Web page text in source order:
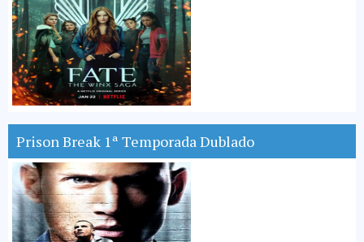
Prison Break 1ª Temporada Dublado